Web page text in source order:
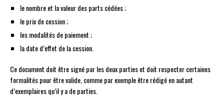
le nombre et la valeur des parts cédées ;
le prix de cession ;
les modalités de paiement ;
la date d’effet de la cession.
Ce document doit être signé par les deux parties et doit respecter certaines
formalités pour être valide, comme par exemple être rédigé en autant
d’exemplaires qu’il y a de parties.